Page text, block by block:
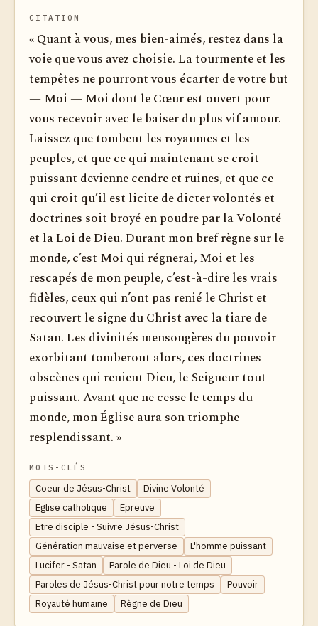
CITATION
« Quant à vous, mes bien-aimés, restez dans la
voie que vous avez choisie. La tourmente et les
tempêtes ne pourront vous écarter de votre but
— Moi — Moi dont le Cœur est ouvert pour
vous recevoir avec le baiser du plus vif amour.
Laissez que tombent les royaumes et les
peuples, et que ce qui maintenant se croit
puissant devienne cendre et ruines, et que ce
qui croit qu’il est licite de dicter volontés et
doctrines soit broyé en poudre par la Volonté
et la Loi de Dieu. Durant mon bref règne sur le
monde, c’est Moi qui régnerai, Moi et les
rescapés de mon peuple, c’est-à-dire les vrais
fidèles, ceux qui n’ont pas renié le Christ et
recouvert le signe du Christ avec la tiare de
Satan. Les divinités mensongères du pouvoir
exorbitant tomberont alors, ces doctrines
obscènes qui renient Dieu, le Seigneur tout-
puissant. Avant que ne cesse le temps du
monde, mon Église aura son triomphe
resplendissant. »
MOTS-CLÉS
Coeur de Jésus-Christ
Divine Volonté
Eglise catholique
Epreuve
Etre disciple - Suivre Jésus-Christ
Génération mauvaise et perverse
L'homme puissant
Lucifer - Satan
Parole de Dieu - Loi de Dieu
Paroles de Jésus-Christ pour notre temps
Pouvoir
Royauté humaine
Règne de Dieu